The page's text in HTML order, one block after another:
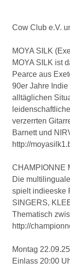
Cow Club e.V.
MOYA SILK
MOYA SILK ist
Pearce aus
90er Jahre
alltäglichen
verzerrten
Barnett und
http://
CHAMPIONNE
Die
spielt indieeske
SINGERS,
Thematisch
http://
Montag 22.09.25
Einlass 20:00